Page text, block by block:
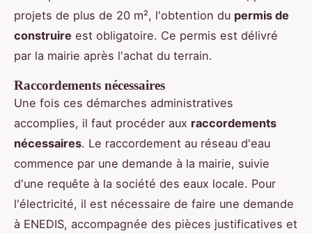
projets de plus de 20 m², l'obtention du permis de
construire est obligatoire. Ce permis est délivré
par la mairie après l'achat du terrain.
Raccordements nécessaires
Une fois ces démarches administratives
accomplies, il faut procéder aux raccordements
nécessaires. Le raccordement au réseau d'eau
commence par une demande à la mairie, suivie
d'une requête à la société des eaux locale. Pour
l'électricité, il est nécessaire de faire une demande
à ENEDIS, accompagnée des pièces justificatives et